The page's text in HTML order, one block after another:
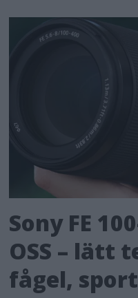
Sony FE
OSS – lätt
fågel,